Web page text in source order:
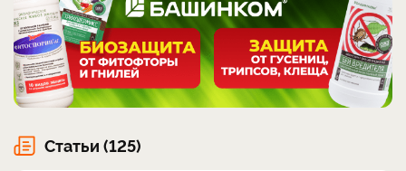
Статьи (125)